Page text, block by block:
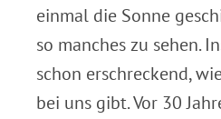
einmal die Sonne
so manches zu sehen.
schon erschreckend,
bei uns gibt. Vor 30